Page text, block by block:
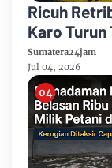
Ricuh
Karo
Pariwisata
Sumatera24jam
Jul 04, 2026